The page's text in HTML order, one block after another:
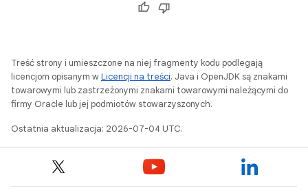
Treść strony i umieszczone na niej fragmenty kodu podlegają
licencjom opisanym wLicencji na treści. Java i OpenJDK są znakami
towarowymi lub zastrzeżonymi znakami towarowymi należącymi do
firmy Oracle lub jej podmiotów stowarzyszonych.
Ostatnia aktualizacja: 2026-07-04 UTC.